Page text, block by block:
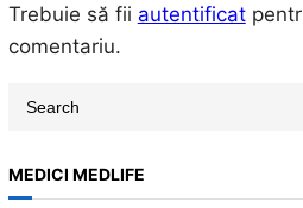
Trebuie să fii autentificat
comentariu.
a
r
MEDICI MEDLIFE